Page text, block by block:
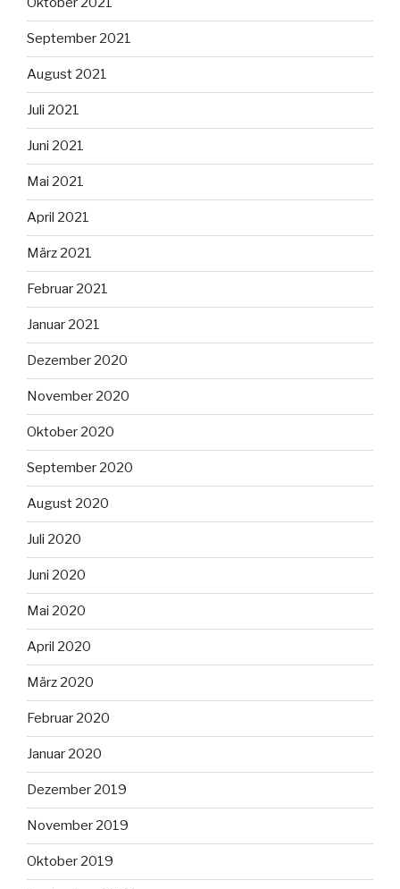
September 2021
August 2021
Juli 2021
Juni 2021
Mai 2021
April 2021
März 2021
Februar 2021
Januar 2021
Dezember 2020
November 2020
Oktober 2020
September 2020
August 2020
Juli 2020
Juni 2020
Mai 2020
April 2020
März 2020
Februar 2020
Januar 2020
Dezember 2019
November 2019
Oktober 2019